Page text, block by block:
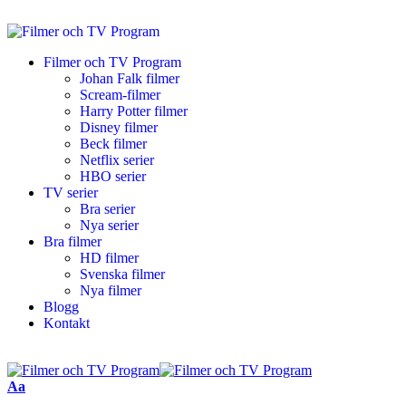
Filmer och TV Program
Johan Falk filmer
Scream-filmer
Harry Potter filmer
Disney filmer
Beck filmer
Netflix serier
HBO serier
TV serier
Bra serier
Nya serier
Bra filmer
HD filmer
Svenska filmer
Nya filmer
Blogg
Kontakt
Aa